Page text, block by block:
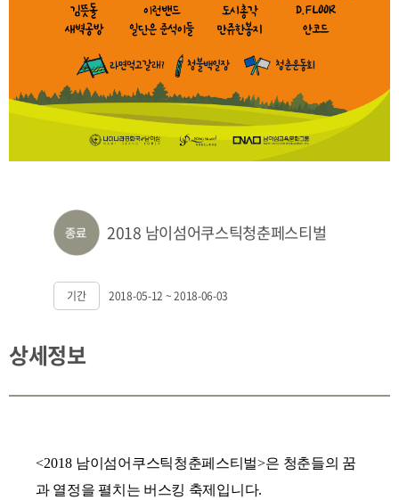
2018 남이섬어쿠스틱청춘페스티벌
기간 2018-05-12 ~ 2018-06-03
상세정보
<2018 남이섬어쿠스틱청춘페스티벌>은 청춘들의 꿈
과 열정을 펼치는 버스킹 축제입니다.